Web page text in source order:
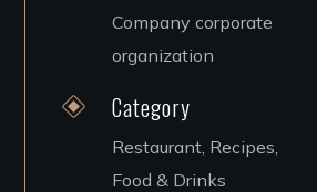
Company corporate
organization
Category
Restaurant, Recipes,
Food & Drinks